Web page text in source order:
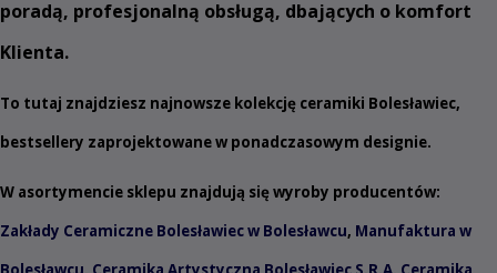
poradą, profesjonalną obsługą, dbających o komfort
Klienta.
To tutaj znajdziesz najnowsze kolekcję ceramiki Bolesławiec,
bestsellery zaprojektowane w ponadczasowym designie.
W asortymencie sklepu znajdują się wyroby producentów:
Zakłady Ceramiczne Bolesławiec w Bolesławcu, Manufaktura w